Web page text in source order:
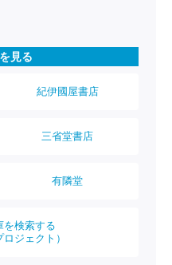
見る
紀伊國屋書店
三省堂書店
有隣堂
を検索する
ロジェクト）